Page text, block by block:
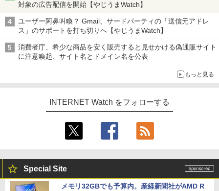
対象の広告配信を開始【やじうまWatch】
ユーザー阿鼻叫喚？ Gmail、サードパーティの「送信元アドレ
ス」のサポートを打ち切りへ【やじうまWatch】
消費者庁、希少な商品を安く販売すると見せかける偽通販サイト
に注意喚起、サイト名とドメイン名を公表
もっと見る
INTERNET Watch をフォローする
Special Site
メモリ32GBでも予算内。産経新聞社がAMD R